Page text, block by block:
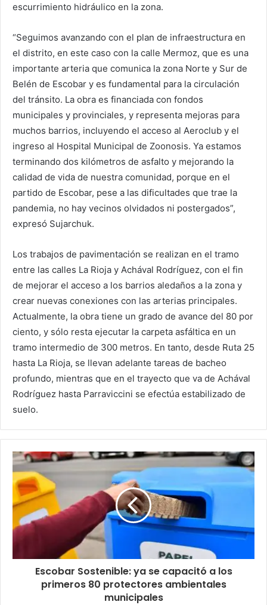
escurrimiento hidráulico en la zona.
“Seguimos avanzando con el plan de infraestructura en
el distrito, en este caso con la calle Mermoz, que es una
importante arteria que comunica la zona Norte y Sur de
Belén de Escobar y es fundamental para la circulación
del tránsito. La obra es financiada con fondos
municipales y provinciales, y representa mejoras para
muchos barrios, incluyendo el acceso al Aeroclub y el
ingreso al Hospital Municipal de Zoonosis. Ya estamos
terminando dos kilómetros de asfalto y mejorando la
calidad de vida de nuestra comunidad, porque en el
partido de Escobar, pese a las dificultades que trae la
pandemia, no hay vecinos olvidados ni postergados”,
expresó Sujarchuk.
Los trabajos de pavimentación se realizan en el tramo
entre las calles La Rioja y Achával Rodríguez, con el fin
de mejorar el acceso a los barrios aledaños a la zona y
crear nuevas conexiones con las arterias principales.
Actualmente, la obra tiene un grado de avance del 80 por
ciento, y sólo resta ejecutar la carpeta asfáltica en un
tramo intermedio de 300 metros. En tanto, desde Ruta 25
hasta La Rioja, se llevan adelante tareas de bacheo
profundo, mientras que en el trayecto que va de Achával
Rodríguez hasta Parraviccini se efectúa estabilizado de
suelo.
Escobar Sostenible: ya se capacitó a los
primeros 80 protectores ambientales
municipales